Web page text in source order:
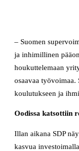
– Suomen
ja inhimillinen
houkuttelemaan
osaavaa työvoimaa.
koulutukseen ja
Oodissa katsottiin
Illan aikana SDP
kasvua